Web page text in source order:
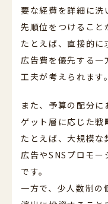
要な経費を詳細に
先順位をつけること
たとえば、直接的に
広告費を優先する一
工夫が考えられます。
また、予算の配分
ゲット層に応じた戦
たとえば、大規模
広告やSNSプロモ
です。
一方で、少人数制の